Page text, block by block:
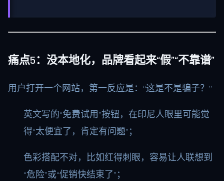
痛点5：没本地化，品牌看起来“假”“不靠谱”
用户打开一个网站，第一反应是：“这是不是骗子？”
英文写的“免费试用”按钮，在印尼人眼里可能觉
得“太便宜了，肯定有问题”；
色彩搭配不对，比如红得刺眼，容易让人联想到
“危险”或“促销快结束了”；